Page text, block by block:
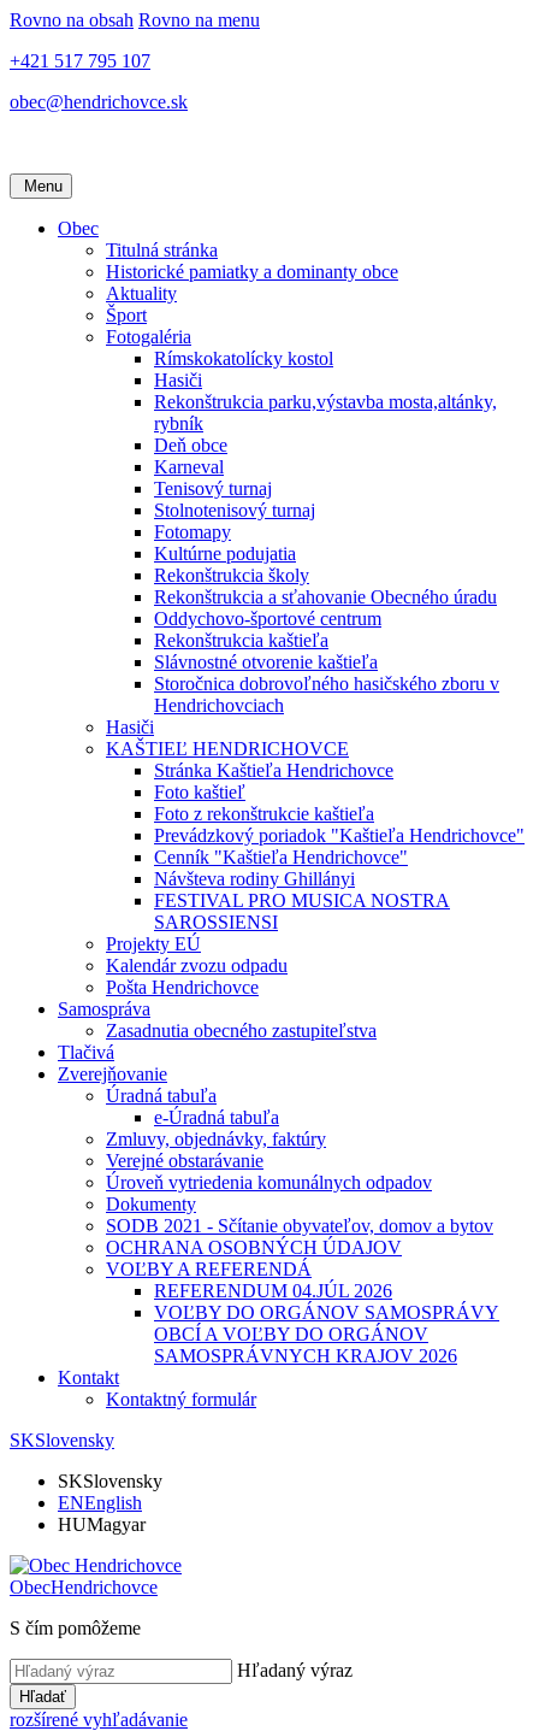
Rovno na obsah Rovno na menu
+421 517 795 107
obec@hendrichovce.sk
Menu
Obec
Titulná stránka
Historické pamiatky a dominanty obce
Aktuality
Šport
Fotogaléria
Rímskokatolícky kostol
Hasiči
Rekonštrukcia parku,výstavba mosta,altánky,
rybník
Deň obce
Karneval
Tenisový turnaj
Stolnotenisový turnaj
Fotomapy
Kultúrne podujatia
Rekonštrukcia školy
Rekonštrukcia a sťahovanie Obecného úradu
Oddychovo-športové centrum
Rekonštrukcia kaštieľa
Slávnostné otvorenie kaštieľa
Storočnica dobrovoľného hasičského zboru v
Hendrichovciach
Hasiči
KAŠTIEĽ HENDRICHOVCE
Stránka Kaštieľa Hendrichovce
Foto kaštieľ
Foto z rekonštrukcie kaštieľa
Prevádzkový poriadok "Kaštieľa Hendrichovce"
Cenník "Kaštieľa Hendrichovce"
Návšteva rodiny Ghillányi
FESTIVAL PRO MUSICA NOSTRA
SAROSSIENSI
Projekty EÚ
Kalendár zvozu odpadu
Pošta Hendrichovce
Samospráva
Zasadnutia obecného zastupiteľstva
Tlačivá
Zverejňovanie
Úradná tabuľa
e-Úradná tabuľa
Zmluvy, objednávky, faktúry
Verejné obstarávanie
Úroveň vytriedenia komunálnych odpadov
Dokumenty
SODB 2021 - Sčítanie obyvateľov, domov a bytov
OCHRANA OSOBNÝCH ÚDAJOV
VOĽBY A REFERENDÁ
REFERENDUM 04.JÚL 2026
VOĽBY DO ORGÁNOV SAMOSPRÁVY
OBCÍ A VOĽBY DO ORGÁNOV
SAMOSPRÁVNYCH KRAJOV 2026
Kontakt
Kontaktný formulár
SKSlovensky
SKSlovensky
ENEnglish
HUMagyar
ObecHendrichovce
S čím pomôžeme
Hľadaný výraz
Hľadať
rozšírené vyhľadávanie